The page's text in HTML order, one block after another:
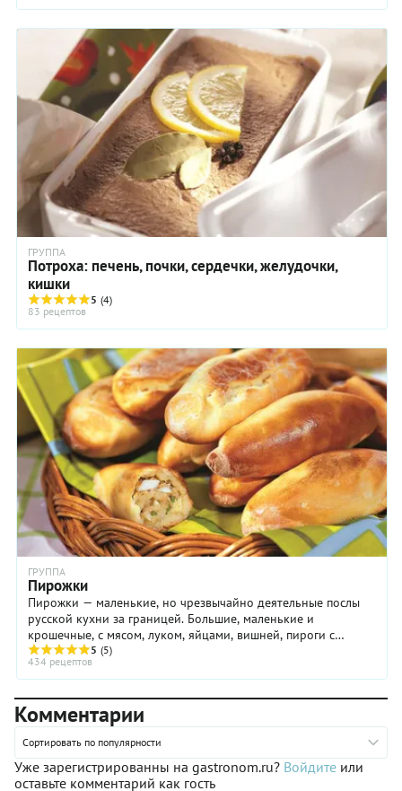
ГРУППА
Потроха: печень, почки, сердечки, желудочки,
кишки
5 (4)
83 рецептов
ГРУППА
Пирожки
Пирожки — маленькие, но чрезвычайно деятельные послы
русской кухни за границей. Большие, маленькие и
крошечные, с мясом, луком, яйцами, вишней, пироги с
творогом, пирожки с грибами и пирожочки с курагой.
Рецептов пирожков в России имеется многие тысячи, и
нельзя сказать, какой лучше. Впрочем, пирожки — это такое
дело, что все хороши, а вкуснее тот, что бабушка испекла.
Ну, или мама.
5 (5)
434 рецептов
Комментарии
Сортировать по популярности
Уже зарегистрированны на gastronom.ru? Войдите или
оставьте комментарий как гость